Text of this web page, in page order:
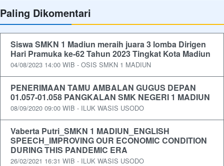
Paling Dikomentari
Siswa SMKN 1 Madiun meraih juara 3 lomba Dirigen
Hari Pramuka ke-62 Tahun 2023 Tingkat Kota Madiun
04/08/2023 14:00 WIB - OSIS SMKN 1 MADIUN
PENERIMAAN TAMU AMBALAN GUGUS DEPAN
01.057-01.058 PANGKALAN SMK NEGERI 1 MADIUN
08/09/2020 09:00 WIB - ILUK WASIS USODO
Vaberta Putri_SMKN 1 MADIUN_ENGLISH
SPEECH_IMPROVING OUR ECONOMIC CONDITION
DURING THIS PANDEMIC ERA
26/02/2021 16:31 WIB - ILUK WASIS USODO